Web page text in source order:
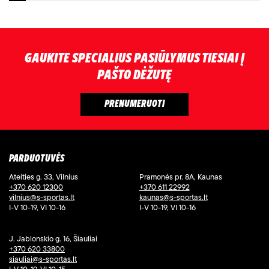
GAUKITE SPECIALIUS PASIŪLYMUS TIESIAI Į
PAŠTO DĖŽUTĘ
PARDUOTUVĖS
Ateities g. 33, Vilnius
+370 620 12300
vilnius@s-sportas.lt
I-V 10-19, VI 10-16
Pramonės pr. 8A, Kaunas
+370 611 22992
kaunas@s-sportas.lt
I-V 10-19, VI 10-16
J. Jablonskio g. 16, Šiauliai
+370 620 33800
siauliai@s-sportas.lt